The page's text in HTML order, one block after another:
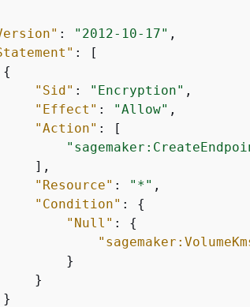
: "2012-10-17" ,
: [
{
"Sid" : "Encryption" ,
"Effect" : "Allow" ,
"Action" : [
],
"Resource" : "*" ,
"Condition" : {
"Null" : {
}
}